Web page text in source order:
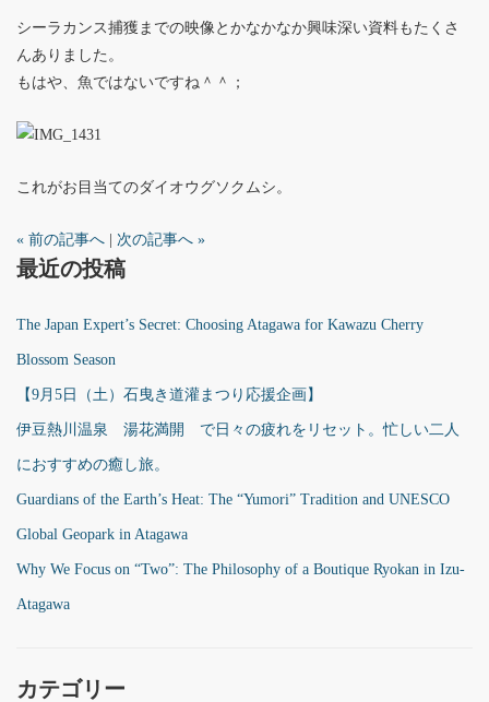
シーラカンス捕獲までの映像とかなかなか興味深い資料もたくさ
んありました。
もはや、魚ではないですね＾＾；
これがお目当てのダイオウグソクムシ。
« 前の記事へ | 次の記事へ »
最近の投稿
The Japan Expert’s Secret: Choosing Atagawa for Kawazu Cherry
Blossom Season
【9月5日（土）石曳き道灌まつり応援企画】
伊豆熱川温泉 湯花満開 で日々の疲れをリセット。忙しい二人
におすすめの癒し旅。
Guardians of the Earth’s Heat: The “Yumori” Tradition and UNESCO
Global Geopark in Atagawa
Why We Focus on “Two”: The Philosophy of a Boutique Ryokan in Izu-
Atagawa
カテゴリー